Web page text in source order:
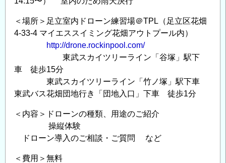
＜場所＞足立室内ドローン練習場＠TPL（足立区花畑
4-33-4 マイエススイミング花畑アウトプール内）
http://drone.rockinpool.com/
東武スカイツリーライン「谷塚」駅下
車 徒歩15分
東武スカイツリーライン「竹ノ塚」駅下車
東武バス花畑団地行き「団地入口」下車 徒歩1分
＜内容＞ドローンの種類、用途のご紹介
操縦体験
ドローン導入のご相談・ご質問 など
＜費用＞無料